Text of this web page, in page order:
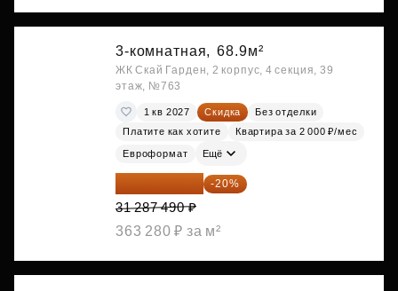
3-комнатная, 68.9м²
ЖК Скай Гарден, 2 корпус, 4 секция, 39
этаж, №763
1 кв 2027 Скидка
Без отделки
Платите как хотите
Квартира за 2 000 ₽/мес
Евроформат Ещё
25 029 992 ₽ -20%
31 287 490 ₽
363 280 ₽ за м²